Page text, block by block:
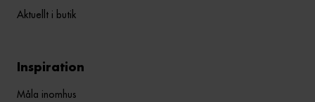
Aktuellt i butik
Inspiration
Måla inomhus